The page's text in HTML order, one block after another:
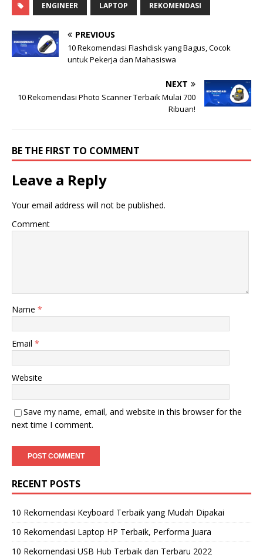
ENGINEER LAPTOP REKOMENDASI
PREVIOUS
10 Rekomendasi Flashdisk yang Bagus, Cocok
untuk Pekerja dan Mahasiswa
NEXT
10 Rekomendasi Photo Scanner Terbaik Mulai 700
Ribuan!
BE THE FIRST TO COMMENT
Leave a Reply
Your email address will not be published.
Comment
Name *
Email *
Website
Save my name, email, and website in this browser for the
next time I comment.
RECENT POSTS
10 Rekomendasi Keyboard Terbaik yang Mudah Dipakai
10 Rekomendasi Laptop HP Terbaik, Performa Juara
10 Rekomendasi USB Hub Terbaik dan Terbaru 2022